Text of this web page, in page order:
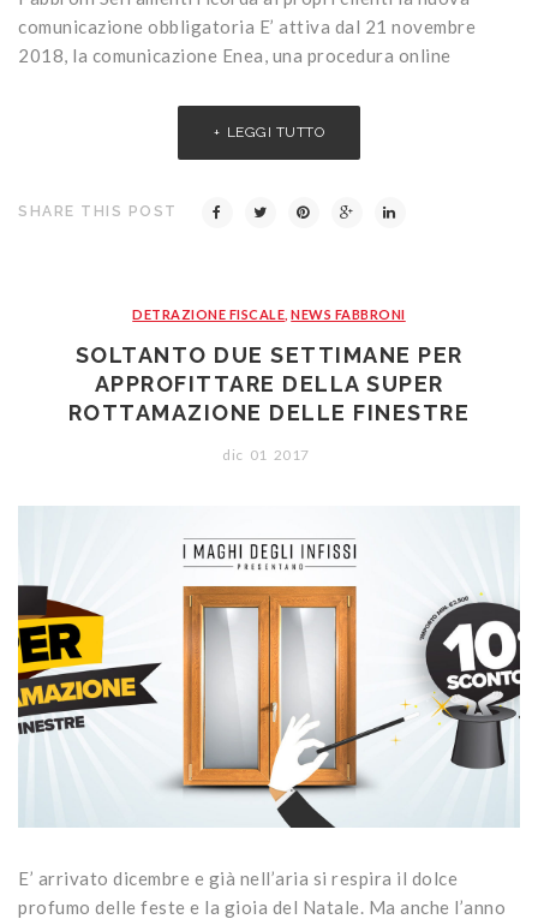
comunicazione obbligatoria E’ attiva dal 21 novembre
2018, la comunicazione Enea, una procedura online
LEGGI TUTTO
SHARE THIS POST
DETRAZIONE FISCALE ,NEWS FABBRONI
SOLTANTO DUE SETTIMANE PER
APPROFITTARE DELLA SUPER
ROTTAMAZIONE DELLE FINESTRE
dic 01 2017
E’ arrivato dicembre e già nell’aria si respira il dolce
profumo delle feste e la gioia del Natale. Ma anche l’anno